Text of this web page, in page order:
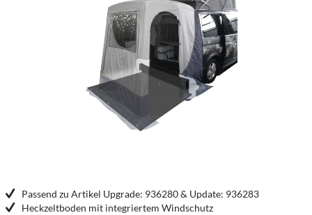
Passend zu Artikel Upgrade: 936280 & Update: 936283
Heckzeltboden mit integriertem Windschutz